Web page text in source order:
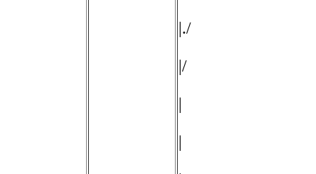
|./
|/
|
|